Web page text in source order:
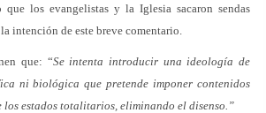
que los evangelistas y la Iglesia sacaron sendas
intención de este breve comentario.
que: “Se intenta introducir una ideología de
ni biológica que pretende imponer contenidos
estados totalitarios, eliminando el disenso.”